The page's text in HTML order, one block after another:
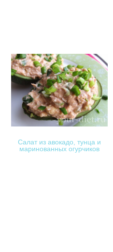
Салат из авокадо, тунца и
маринованных огурчиков